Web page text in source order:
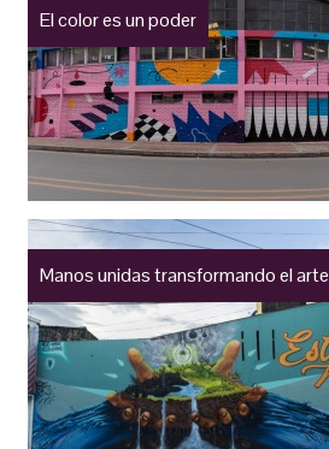
El color es un poder
Manos unidas transformando el arte